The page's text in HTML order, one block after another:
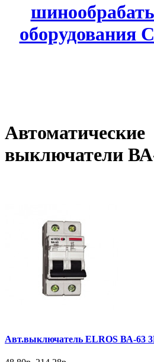
Автоматические
выключатели
Авт.выключатель ELROS ВА-63